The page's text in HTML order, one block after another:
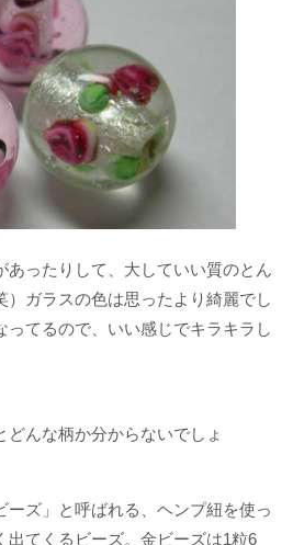
あったりして、大していい質のとん
）ガラスの色は思ったより綺麗でし
ってるので、いい感じでキラキラし
どんな柄か分からないでしょ
ーズ」と呼ばれる、ヘンプ紐を使っ
出てくるビーズ。金ビーズは1粒6